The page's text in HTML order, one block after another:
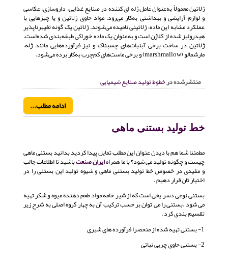
ژلاتین معمولاً به‌عنوان عامل ژله ای کننده در صنایع غذایی، داروسازی، عکاسی
و لوازم آرایشی و بهداشتی به‌کار می‌رود. مواد حاوی ژلاتین و یا چیزهایی با
عملکرد مشابه این ماده، ژلاتینی نامیده می‌شوند. ژلاتین یک گونه تغییرناپذیر
هیدرولیز شده از کلاژن است و به‌عنوان یک ماده خوراکی طبقه‌بندی شده‌است.
ژلاتین در ساخت برخی آبنبات‌های چسبناک و نیز فرآورده‌هایی مانند ژله،
مارشمالو (marshmallow) و برخی ماست‌های کم‌چرب به‌کار برده می‌شود.
منتشرشده درخطوط تولید صنایع شیمیایی
ادامه مطلب...
خط تولید بستنی ماهی
مطمئنا شما هم با دیدن عنوان این مطلب تمایل پیدا کردید بدانید بستنی ماهی
چیست و چگونه تولید می شود؟ با ما همراهایران صنعتباشید تا اطلاعات جالب
و مفیدی در خصوص خط تولید بستنی ماهی و شیوه تولید این بستنی را در
اختیار تان قرار دهیم .
بستنی نوعی دسر یخی است كه از شیر خامه مواد طعم دهنده میوه و شكر تهیه
می شود .بستنی را می توان بر حسب تركیب آن به چهار گروه اصلی به شرح زیر
تقسیم بندی كرد .
1- بستنی تهیه شده از منحصرا فرآورده های شیری
2- بستنی حاوی چربی نباتی